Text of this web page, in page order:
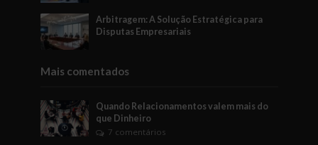
Arbitragem: A Solução Estratégica para
Disputas Empresariais
Mais comentados
Quando Relacionamentos valem mais do
que Dinheiro
7 comentários